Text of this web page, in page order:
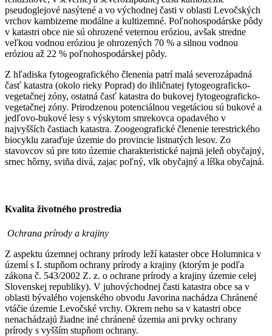
pseudoglejové nasýtené a vo východnej časti v oblasti Levočských
vrchov kambizeme modálne a kultizemné. Poľnohospodárske pôdy
v katastri obce nie sú ohrozené veternou eróziou, avšak stredne
veľkou vodnou eróziou je ohrozených 70 % a silnou vodnou
eróziou až 22 % poľnohospodárskej pôdy.
Z hľadiska fytogeografického členenia patrí malá severozápadná
časť katastra (okolo rieky Poprad) do ihličnatej fytogeograficko-
vegetačnej zóny, ostatná časť katastra do bukovej fytogeograficko-
vegetačnej zóny. Prirodzenou potenciálnou vegetáciou sú bukové a
jedľovo-bukové lesy s výskytom smrekovca opadavého v
najvyšších častiach katastra. Zoogeografické členenie terestrického
biocyklu zaraďuje územie do provincie listnatých lesov. Zo
stavovcov sú pre toto územie charakteristické najmä jeleň obyčajný,
srnec hôrny, sviňa divá, zajac poľný, vlk obyčajný a líška obyčajná.
Kvalita životného prostredia
Ochrana prírody a krajiny
Z aspektu územnej ochrany prírody leží kataster obce Holumnica v
území s I. stupňom ochrany prírody a krajiny (ktorým je podľa
zákona č. 543/2002 Z. z. o ochrane prírody a krajiny územie celej
Slovenskej republiky). V juhovýchodnej časti katastra obce sa v
oblasti bývalého vojenského obvodu Javorina nachádza Chránené
vtáčie územie Levočské vrchy. Okrem neho sa v katastri obce
nenachádzajú žiadne iné chránené územia ani prvky ochrany
prírody s vyšším stupňom ochrany.